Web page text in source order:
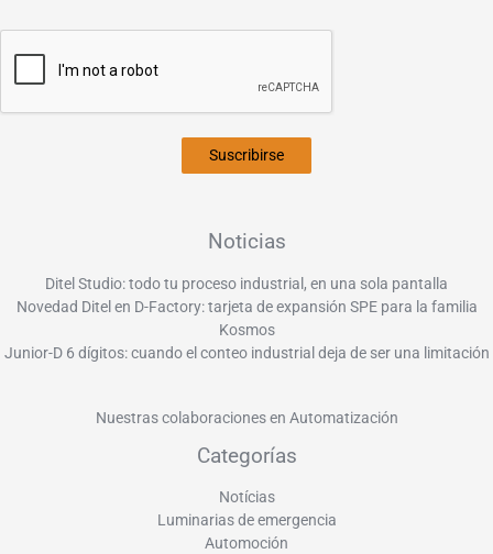
Suscribirse
Noticias
Ditel Studio: todo tu proceso industrial, en una sola pantalla
Novedad Ditel en D-Factory: tarjeta de expansión SPE para la familia
Kosmos
Junior-D 6 dígitos: cuando el conteo industrial deja de ser una limitación
Nuestras colaboraciones en Automatización
Categorías
Notícias
Luminarias de emergencia
Automoción